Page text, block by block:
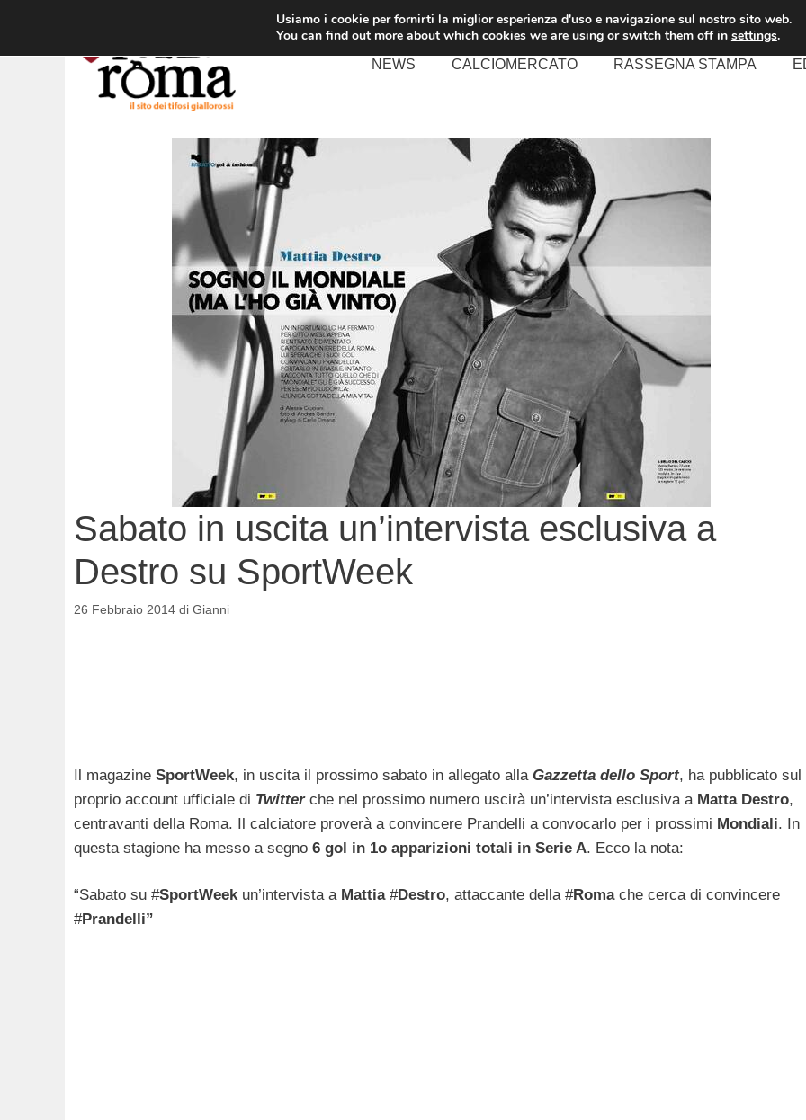
contenuto
NEWS CALCIOMERCATO RASSEGNA STAMPA
Sabato in uscita un’intervista esclusiva a
Destro su SportWeek
26 Febbraio 2014 di Gianni
Il magazine SportWeek, in uscita il prossimo sabato in allegato alla Gazzetta dello Sport, ha pubblicato sul
proprio account ufficiale di Twitter che nel prossimo numero uscirà un’intervista esclusiva a Matta Destro,
centravanti della Roma. Il calciatore proverà a convincere Prandelli a convocarlo per i prossimi Mondiali. In
questa stagione ha messo a segno 6 gol in 1o apparizioni totali in Serie A. Ecco la nota:
“Sabato su #SportWeekun’intervista a Mattia#Destro, attaccante della #Romache cerca di convincere
#Prandelli”
Usiamo i cookie per fornirti la miglior esperienza d'uso e navigazione sul nostro sito web.
You can find out more about which cookies we are using or switch them off in settings.